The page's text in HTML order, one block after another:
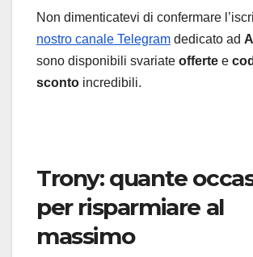
Non dimenticatevi di confermare
nostro canale Telegram dedicato ad
sono disponibili svariate offerte e
sconto incredibili.
Trony: quante
per risparmiare al
massimo